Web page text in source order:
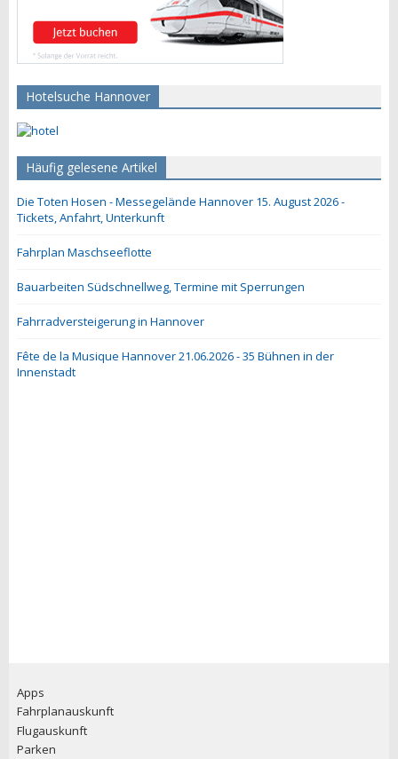
Hotelsuche Hannover
Häufig gelesene Artikel
Die Toten Hosen - Messegelände Hannover 15. August 2026 -
Tickets, Anfahrt, Unterkunft
Fahrplan Maschseeflotte
Bauarbeiten Südschnellweg, Termine mit Sperrungen
Fahrradversteigerung in Hannover
Fête de la Musique Hannover 21.06.2026 - 35 Bühnen in der
Innenstadt
Apps
Fahrplanauskunft
Flugauskunft
Parken